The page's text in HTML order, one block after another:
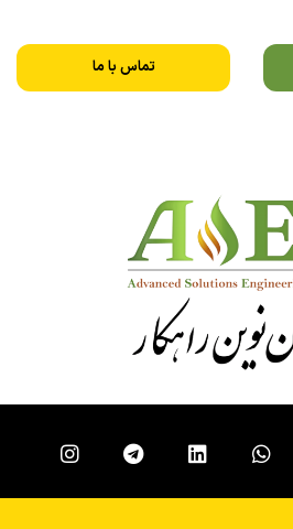
تماس با ما